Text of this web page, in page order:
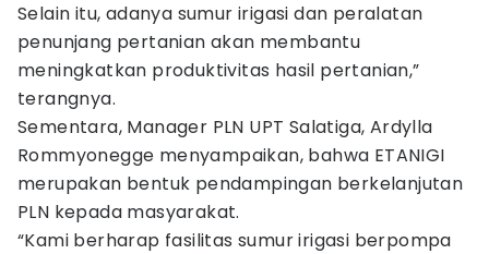
Selain itu, adanya sumur irigasi dan peralatan
penunjang pertanian akan membantu
meningkatkan produktivitas hasil pertanian,”
terangnya.
Sementara, Manager PLN UPT Salatiga, Ardylla
Rommyonegge menyampaikan, bahwa ETANIGI
merupakan bentuk pendampingan berkelanjutan
PLN kepada masyarakat.
“Kami berharap fasilitas sumur irigasi berpompa